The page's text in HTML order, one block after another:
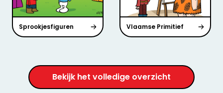
Sprookjesfiguren Vlaamse Primitief
Bekijk het volledige overzicht